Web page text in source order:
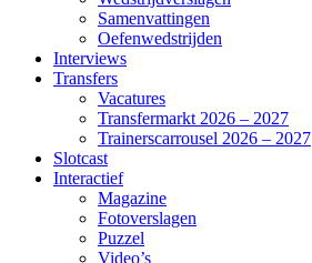
Samenvattingen
Oefenwedstrijden
Interviews
Transfers
Vacatures
Transfermarkt 2026 – 2027
Trainerscarrousel 2026 – 2027
Slotcast
Interactief
Magazine
Fotoverslagen
Puzzel
Video’s